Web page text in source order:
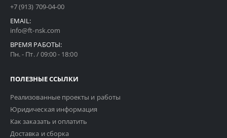
+7 (913) 709-04-00
EMAIL:
info@ft-nsk.com
ВРЕМЯ РАБОТЫ:
Пн. - Пт. / 09:00 - 18:00
ПОЛЕЗНЫЕ ССЫЛКИ
Реализованные проекты и работы
Юридическая информация
Как заказать и оплатить
Доставка и сборка